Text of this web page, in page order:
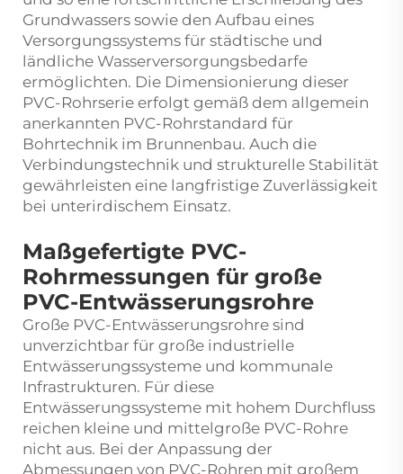
Grundwassers sowie den Aufbau eines
Versorgungssystems für städtische und
ländliche Wasserversorgungsbedarfe
ermöglichten. Die Dimensionierung dieser
PVC-Rohrserie erfolgt gemäß dem allgemein
anerkannten PVC-Rohrstandard für
Bohrtechnik im Brunnenbau. Auch die
Verbindungstechnik und strukturelle Stabilität
gewährleisten eine langfristige Zuverlässigkeit
bei unterirdischem Einsatz.
Maßgefertigte PVC-
Rohrmessungen für große
PVC-Entwässerungsrohre
Große PVC-Entwässerungsrohre sind
unverzichtbar für große industrielle
Entwässerungssysteme und kommunale
Infrastrukturen. Für diese
Entwässerungssysteme mit hohem Durchfluss
reichen kleine und mittelgroße PVC-Rohre
nicht aus. Bei der Anpassung der
Abmessungen von PVC-Rohren mit großem